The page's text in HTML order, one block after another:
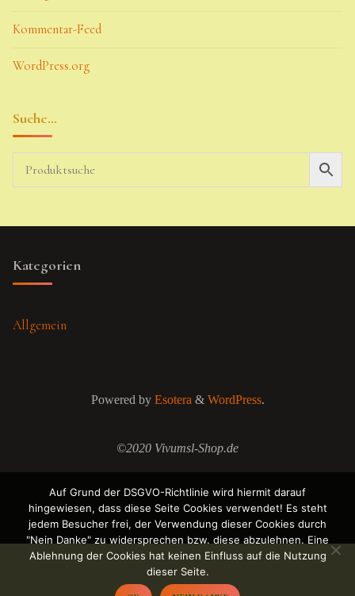
Kommentar-Feed
WordPress.org
Suche…
Kategorien
Allgemein
Powered byEsotera& WordPress.
©2020 Vivumsl-Shop.de
Auf Grund der DSGVO-Richtlinie wird hiermit darauf
hingewiesen, dass diese Seite Cookies verwendet! Es steht
jedem Besucher frei, der Verwendung dieser Cookies durch
"Nein Danke" zu widersprechen bzw. diese abzulehnen. Eine
Ablehnung der Cookies hat keinen Einfluss auf die Nutzung
dieser Seite.